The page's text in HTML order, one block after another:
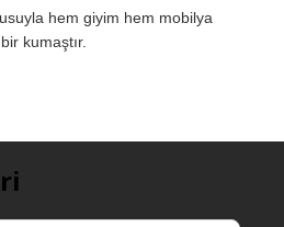
hem giyim hem mobilya
kumaştır.